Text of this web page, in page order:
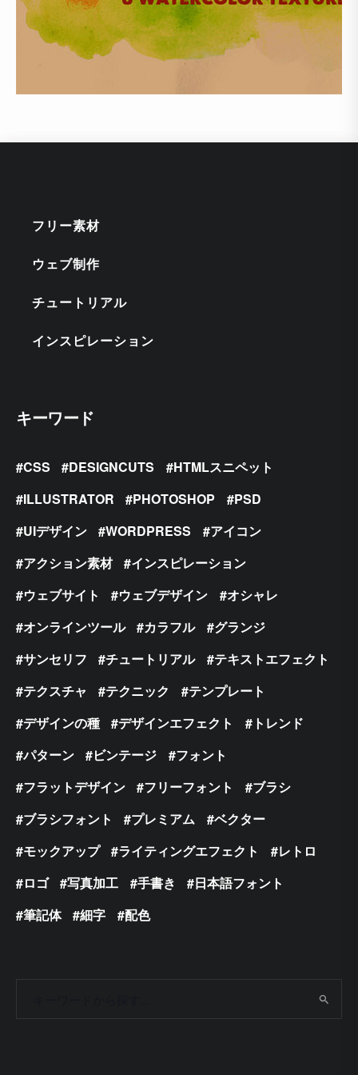
フリー素材
ウェブ制作
チュートリアル
インスピレーション
キーワード
CSS DESIGNCUTS
HTMLスニペット
ILLUSTRATOR
PHOTOSHOP
PSD
UIデザイン
WORDPRESS
アイコン
アクション素材
インスピレーション
ウェブサイト
ウェブデザイン
オシャレ
オンラインツール
カラフル
グランジ
サンセリフ
チュートリアル
テキストエフェクト
テクスチャ
テクニック
テンプレート
デザインの種
デザインエフェクト
トレンド
パターン
ビンテージ
フォント
フラットデザイン
フリーフォント
ブラシ
ブラシフォント
プレミアム
ベクター
モックアップ
ライティングエフェクト
レトロ
ロゴ
写真加工 手書き
日本語フォント
筆記体
細字 配色